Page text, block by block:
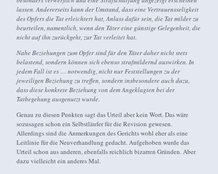
lassen. Andererseits kann der Umstand, dass eine Vertrauensseligkeit
des Opfers die Tat erleichtert hat, Anlass dafür sein, die Tat milder zu
beurteilen, namentlich, wenn den Täter eine günstige Gelegenheit, die
nicht auf ihn zurückgeht, zur Tat verleitet hat.
Nahe Beziehungen zum Opfer sind für den Täter daher nicht stets
belastend, sondern können sich ebenso strafmildernd auswirken. In
jedem Fall ist es … notwendig, nicht nur Feststellungen zu der
jeweiligen Beziehung zu treffen, sondern insbesondere auch dazu,
dass diese konkrete Beziehung von dem Angeklagten bei der
Tatbegehung ausgenutzt wurde.
Genau zu diesen Punkten sagt das Urteil aber kein Wort. Das wäre
sozusagen schon ein Selbstläufer für die Revision gewesen.
Allerdings sind die Anmerkungen des Gerichts wohl eher als eine
Leitlinie für die Neuverhandlung gedacht. Aufgehoben wurde das
Urteil schon aus anderen, ebenfalls reichlich bizarren Gründen. Aber
dazu vielleicht ein anderes Mal.